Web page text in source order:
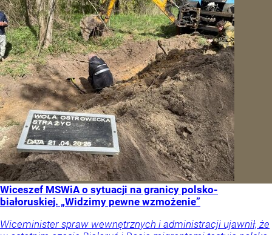
Wiceszef MSWiA o sytuacji na granicy polsko-
białoruskiej. „Widzimy pewne wzmożenie”
Wiceminister spraw wewnętrznych i administracji ujawnił, że